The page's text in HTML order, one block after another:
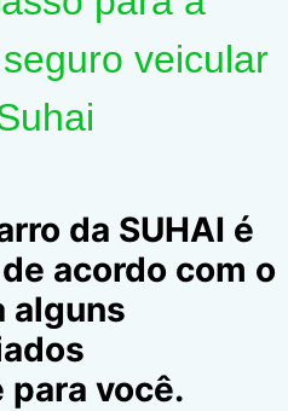
veicular
da SUHAI é
acordo com o
alguns
você.